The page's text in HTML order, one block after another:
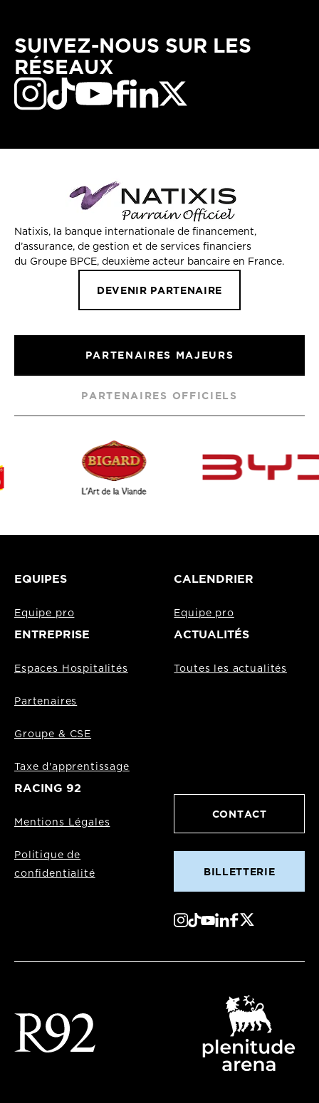
SUIVEZ-NOUS SUR LES
RÉSEAUX
Natixis, la banque internationale de financement,
d’assurance, de gestion et de services financiers
du Groupe BPCE, deuxième acteur bancaire en France.
DEVENIR PARTENAIRE
PARTENAIRES MAJEURS
PARTENAIRES OFFICIELS
EQUIPES
Equipe pro
CALENDRIER
Equipe pro
ENTREPRISE
Espaces Hospitalités
Partenaires
Groupe & CSE
Taxe d'apprentissage
ACTUALITÉS
Toutes les actualités
RACING 92
Mentions Légales
Politique de
confidentialité
CONTACT
BILLETTERIE